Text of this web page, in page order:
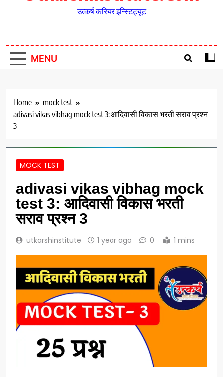
उत्कर्ष करियर इन्स्टिट्यूट
MENU
Home
mock test
adivasi vikas vibhag mock test 3: आदिवासी विकास भरती सराव प्रश्न
3
MOCK TEST
adivasi vikas vibhag mock
test 3: आदिवासी विकास भरती
सराव प्रश्न 3
utkarshinstitute 1 year ago 0 1 mins